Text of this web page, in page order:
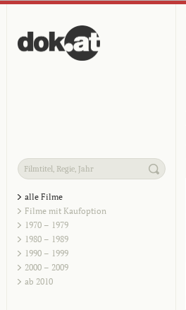
alle Filme
Filme mit Kaufoption
1970 – 1979
1980 – 1989
1990 – 1999
2000 – 2009
ab 2010